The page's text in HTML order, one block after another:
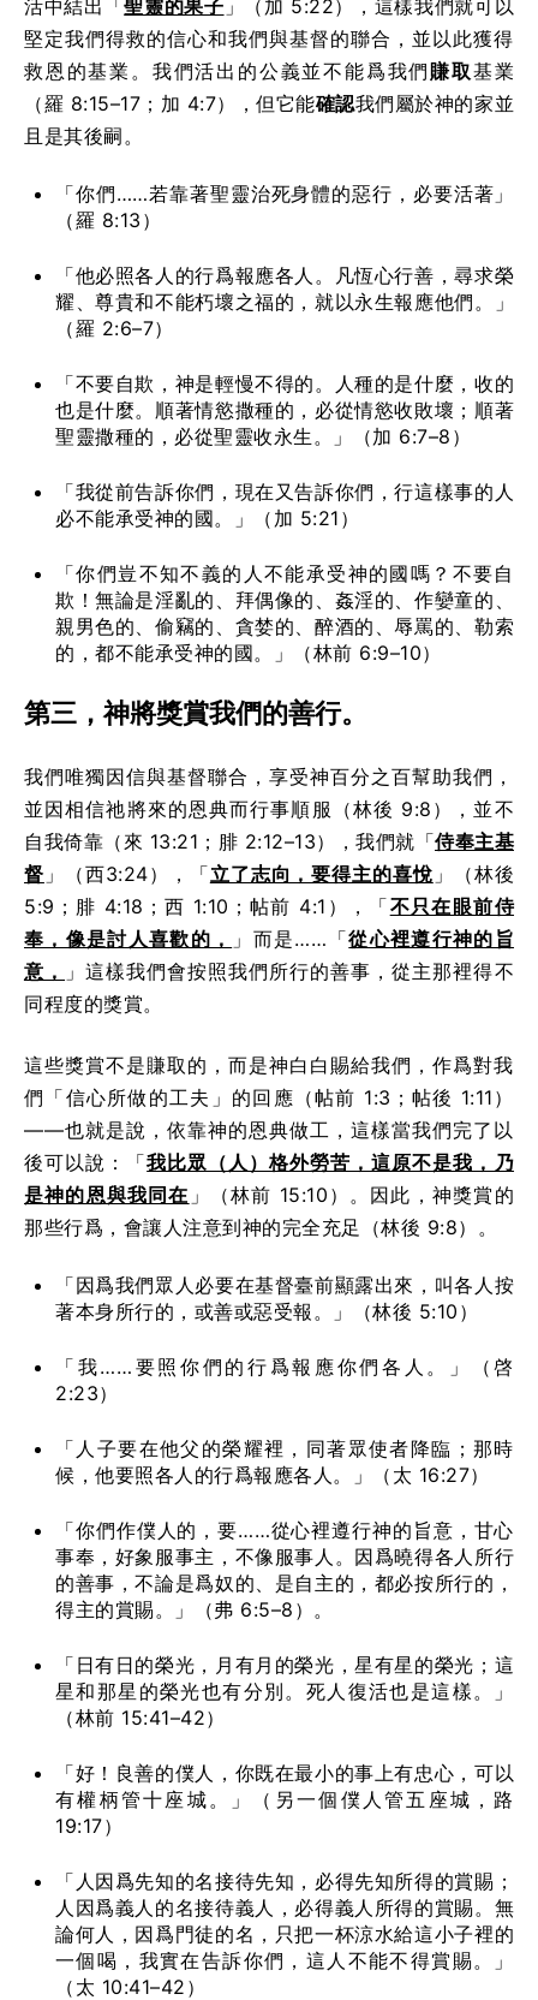
活中結出「聖靈的果子 」（加 5:22），這樣我們就可以
堅定我們得救的信心和我們與基督的聯合，並以此獲得
救恩的基業。我們活出的公義並不能爲我們賺取基業
（羅 8:15–17；加 4:7），但它能確認我們屬於神的家並
且是其後嗣。
「你們……若靠著聖靈治死身體的惡行，必要活著」
（羅 8:13）
「他必照各人的行爲報應各人。凡恆心行善，尋求榮
耀、尊貴和不能朽壞之福的，就以永生報應他們。」
（羅 2:6–7）
「不要自欺，神是輕慢不得的。人種的是什麼，收的
也是什麼。順著情慾撒種的，必從情慾收敗壞；順著
聖靈撒種的，必從聖靈收永生。」（加 6:7–8）
「我從前告訴你們，現在又告訴你們，行這樣事的人
必不能承受神的國。」（加 5:21）
「你們豈不知不義的人不能承受神的國嗎？不要自
欺！無論是淫亂的、拜偶像的、姦淫的、作孌童的、
親男色的、偷竊的、貪婪的、醉酒的、辱罵的、勒索
的，都不能承受神的國。」（林前 6:9–10）
第三，神將獎賞我們的善行。
我們唯獨因信與基督聯合，享受神百分之百幫助我們，
並因相信祂將來的恩典而行事順服（林後 9:8），並不
自我倚靠（來 13:21；腓 2:12–13），我們就「侍奉主基
督 」（西3:24），「立了志向，要得主的喜悅 」（林後
5:9；腓 4:18；西 1:10；帖前 4:1），「不只在眼前侍
奉，像是討人喜歡的， 」而是……「從心裡遵行神的旨
意， 」這樣我們會按照我們所行的善事，從主那裡得不
同程度的獎賞。
這些獎賞不是賺取的，而是神白白賜給我們，作爲對我
們「信心所做的工夫」的回應（帖前 1:3；帖後 1:11）
——也就是說，依靠神的恩典做工，這樣當我們完了以
後可以說：「我比眾（人）格外勞苦，這原不是我，乃
是神的恩與我同在 」（林前 15:10）。因此，神獎賞的
那些行爲，會讓人注意到神的完全充足（林後 9:8）。
「因爲我們眾人必要在基督臺前顯露出來，叫各人按
著本身所行的，或善或惡受報。」（林後 5:10）
「我……要照你們的行爲報應你們各人。」（啓
2:23）
「人子要在他父的榮耀裡，同著眾使者降臨；那時
候，他要照各人的行爲報應各人。」（太 16:27）
「你們作僕人的，要……從心裡遵行神的旨意，甘心
事奉，好象服事主，不像服事人。因爲曉得各人所行
的善事，不論是爲奴的、是自主的，都必按所行的，
得主的賞賜。」（弗 6:5–8）。
「日有日的榮光，月有月的榮光，星有星的榮光；這
星和那星的榮光也有分別。死人復活也是這樣。」
（林前 15:41–42）
「好！良善的僕人，你既在最小的事上有忠心，可以
有權柄管十座城。」（另一個僕人管五座城，路
19:17）
「人因爲先知的名接待先知，必得先知所得的賞賜；
人因爲義人的名接待義人，必得義人所得的賞賜。無
論何人，因爲門徒的名，只把一杯涼水給這小子裡的
一個喝，我實在告訴你們，這人不能不得賞賜。」
（太 10:41–42）